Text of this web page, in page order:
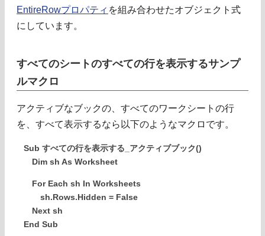
EntireRowプロパティ を組み合わせたオブジェクト式
にしています。
すべてのシートのすべての行を表示するサンプ
ルマクロ
アクティブなブックの、すべてのワークシートの行
を、すべて表示するなら以下のようなマクロです。
Sub すべての行を表示する_アクティブブック()
Dim sh As Worksheet
For Each sh In Worksheets
sh.Rows.Hidden = False
Next sh
End Sub